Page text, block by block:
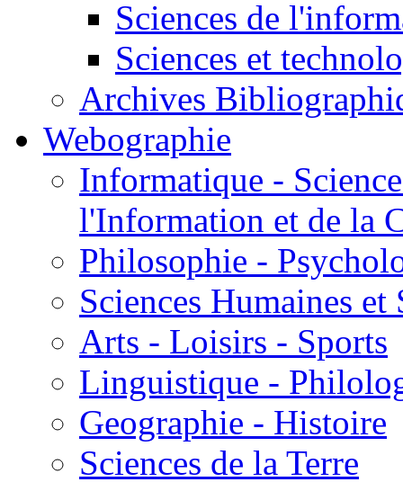
Sciences de
Sciences et
Archives
Webographie
Informatique -
l'Information et de la
Philosophie -
Sciences Humaines et
Arts - Loisirs - Sports
Linguistique -
Geographie - Histoire
Sciences de la Terre